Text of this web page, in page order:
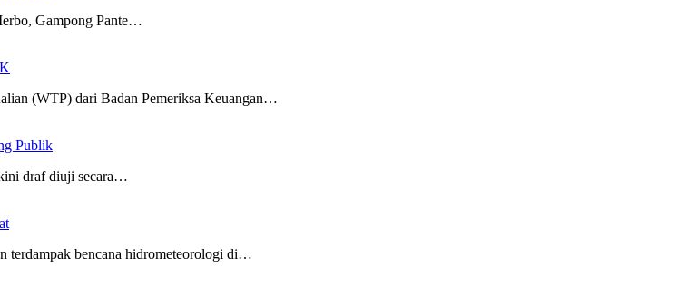
Gampong Pante…
(WTP) dari Badan Pemeriksa Keuangan…
Publik
draf diuji secara…
terdampak bencana hidrometeorologi di…